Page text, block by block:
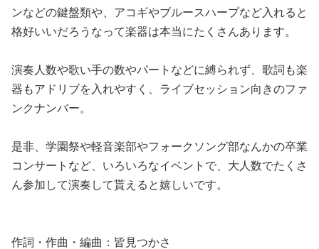
ンなどの鍵盤類や、アコギやブルースハープなど入れると
格好いいだろうなって楽器は本当にたくさんあります。
演奏人数や歌い手の数やパートなどに縛られず、歌詞も楽
器もアドリブを入れやすく、ライブセッション向きのファ
ンクナンバー。
是非、学園祭や軽音楽部やフォークソング部なんかの卒業
コンサートなど、いろいろなイベントで、大人数でたくさ
ん参加して演奏して貰えると嬉しいです。
作詞・作曲・編曲：皆見つかさ